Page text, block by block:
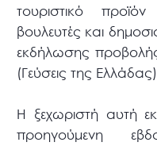
τουριστικό
βουλευτές και
εκδήλωσης
(Γεύσεις της
Η ξεχωριστή αυτή
προηγούμενη